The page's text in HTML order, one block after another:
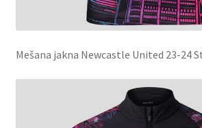
Mešana jakna Newcastle United 23-24